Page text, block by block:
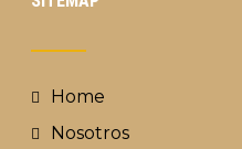
Home
Nosotros